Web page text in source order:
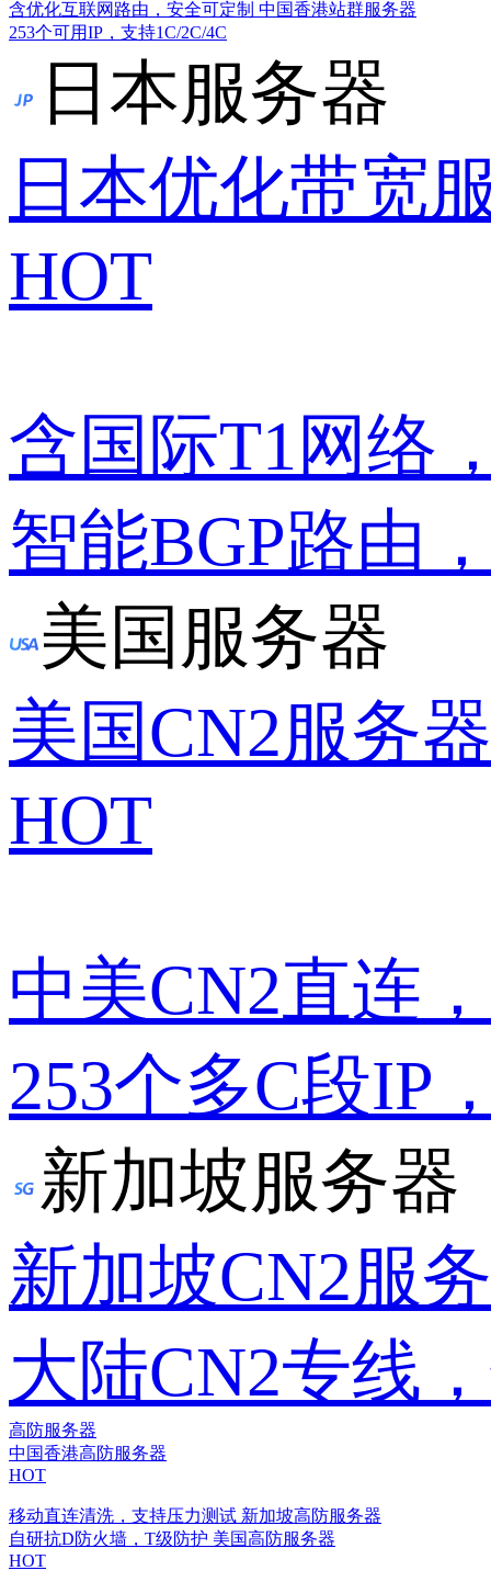
含优化互联网路由，安全可定制 中国香港站群服务器
253个可用IP，支持1C/2C/4C
日本服务器
日本优化带宽
HOT
含国际T1网络
智能BGP路由
美国服务器
美国CN2服务器
HOT
中美CN2直连
253个多C段IP
新加坡服务器
新加坡CN2服
大陆CN2专线
高防服务器
中国香港高防服务器
HOT
移动直连清洗，支持压力测试 新加坡高防服务器
自研抗D防火墙，T级防护 美国高防服务器
HOT